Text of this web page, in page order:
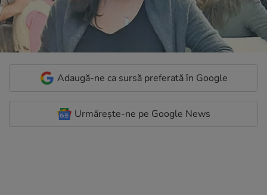
Adaugă-ne ca sursă preferată în Google
Urmărește-ne pe Google News